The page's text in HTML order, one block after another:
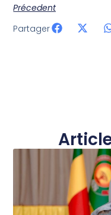
Précedent
Partager